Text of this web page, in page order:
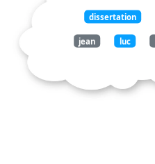
dissertation
jean luc